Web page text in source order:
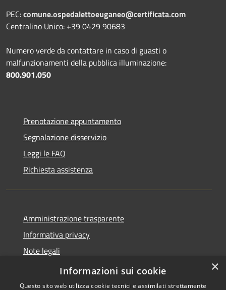
PEC:comune.ospedalettoeuganeo@certificata.com
Centralino Unico: +39 0429 90683
Numero verde da contattare in caso di guasti o
malfunzionamenti della pubblica illuminazione:
800.901.050
Prenotazione appuntamento
Segnalazione disservizio
Leggi le FAQ
Richiesta assistenza
Amministrazione trasparente
Informativa privacy
Note legali
Dichiarazione di accessibilità
×
Informazioni sui cookie
Questo sito web utilizza cookie tecnici e assimilati strettamente